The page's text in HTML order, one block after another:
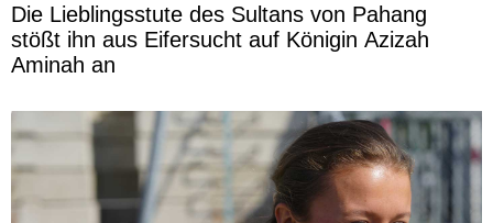
Die Lieblingsstute des Sultans von Pahang
stößt ihn aus Eifersucht auf Königin Azizah
Aminah an